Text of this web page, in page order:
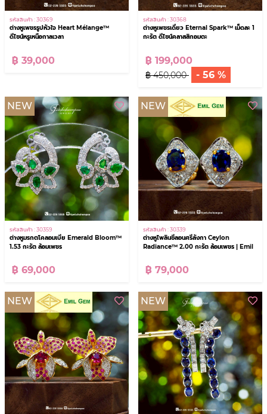
รหัสสินค้า : 30369
ต่างหูเพชรรูปหัวใจ Heart Mélange™
ดีไซน์หรูเหนือกาลเวลา
฿ 39,000
รหัสสินค้า : 30368
ต่างหูเพชรเดี่ยว Eternal Spark™ เม็ดละ 1
กะรัต ดีไซน์คลาสสิกอมตะ
฿ 199,000
฿ 450,000 - 56 %
NEW
รหัสสินค้า : 30359
ต่างหูมรกตโคลอมเบีย Emerald Bloom™
1.53 กะรัต ล้อมเพชร
฿ 69,000
NEW
รหัสสินค้า : 30339
ต่างหูไพลินซีลอนศรีลังกา Ceylon
Radiance™ 2.00 กะรัต ล้อมเพชร | Emil
฿ 79,000
NEW NEW